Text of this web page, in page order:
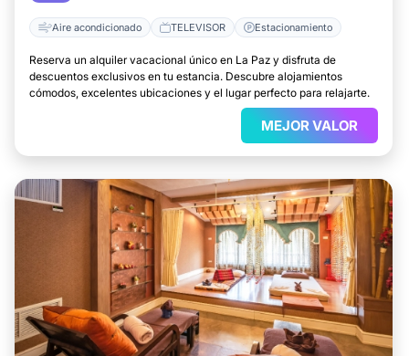
Aire acondicionado TELEVISOR Estacionamiento
Reserva un alquiler vacacional único en La Paz y disfruta de
descuentos exclusivos en tu estancia. Descubre alojamientos
cómodos, excelentes ubicaciones y el lugar perfecto para relajarte.
MEJOR VALOR